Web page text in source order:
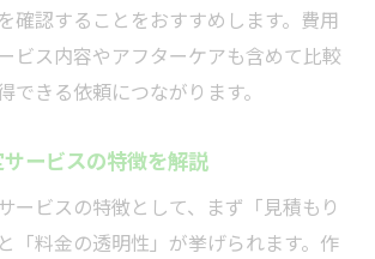
確認することをおすすめします。費用
ビス内容やアフターケアも含めて比較
できる依頼につながります。
ービスの特徴を解説
ービスの特徴として、まず「見積もり
「料金の透明性」が挙げられます。作